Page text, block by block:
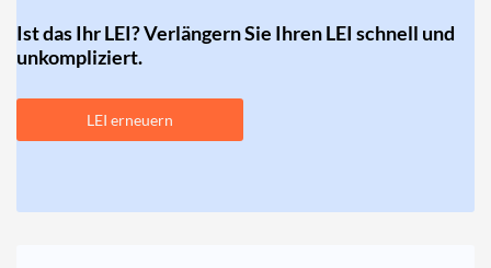
Ist das Ihr LEI? Verlängern Sie Ihren LEI schnell und
unkompliziert.
LEI erneuern